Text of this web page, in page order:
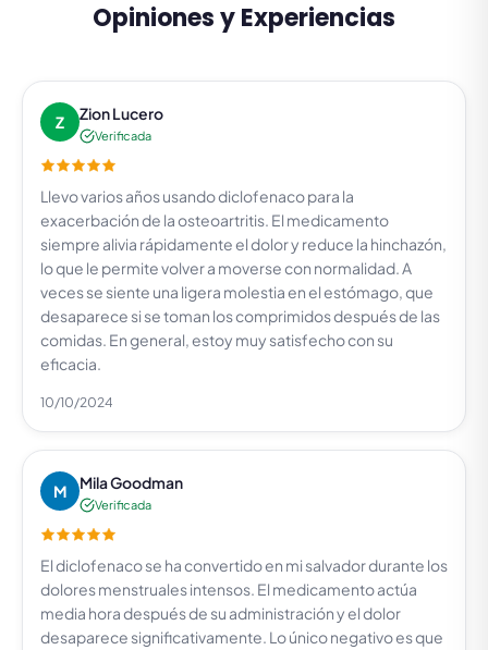
Opiniones y Experiencias
Z Zion Lucero
Verificada
Llevo varios años usando diclofenaco para la
exacerbación de la osteoartritis. El medicamento
siempre alivia rápidamente el dolor y reduce la hinchazón,
lo que le permite volver a moverse con normalidad. A
veces se siente una ligera molestia en el estómago, que
desaparece si se toman los comprimidos después de las
comidas. En general, estoy muy satisfecho con su
eficacia.
10/10/2024
M Mila Goodman
Verificada
El diclofenaco se ha convertido en mi salvador durante los
dolores menstruales intensos. El medicamento actúa
media hora después de su administración y el dolor
desaparece significativamente. Lo único negativo es que